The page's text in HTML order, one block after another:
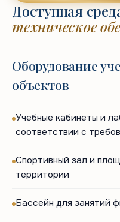
Доступная
техническое
Оборудование
объектов
Учебные кабинеты и
соответствии с
Спортивный зал и
территории
Бассейн для занятий